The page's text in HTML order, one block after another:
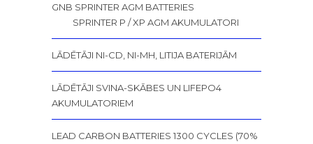
GNB SPRINTER AGM BATTERIES
SPRINTER P / XP AGM AKUMULATORI
LĀDĒTĀJI NI-CD, NI-MH, LITIJA BATERIJĀM
LĀDĒTĀJI SVINA-SKĀBES UN LIFEPO4
AKUMULATORIEM
LEAD CARBON BATTERIES 1300 CYCLES (70%